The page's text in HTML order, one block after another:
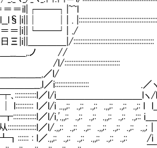
＝＝＝il|┌──┐|~~l
│| .
＝＝＝|i||└──┘| ./
＿＿＿＿|/:::::::::::::::::::::::::::::::::::::::::::::
＿＿__＿,.ノ //
_日_ /l/
＿＿__＿＿__＿＿__,／l/ /
＿＿＿＿＿＿＿__,l／
､::::::::::::l／l/i＿＿＿＿＿
l:::::::::: l／l/i ..,,;: .,;: .,;: .,,;: .,;:
／l/i,'.,,;: .,;: .,;: .,,;: .,;:
从::::::::::::::::l／l/.,,;: .,;: .,;:
: l／.,,;: .,;: .,;: .,,;: .,;: